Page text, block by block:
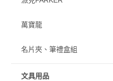
萬寶龍
名片夾、筆禮盒組
文具用品